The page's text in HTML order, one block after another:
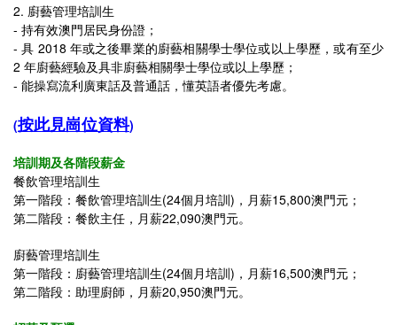
2. 廚藝管理培訓生
- 持有效澳門居民身份證；
- 具 2018 年或之後畢業的廚藝相關學士學位或以上學歷，或有至少
2 年廚藝經驗及具非廚藝相關學士學位或以上學歷；
- 能操寫流利廣東話及普通話，懂英語者優先考慮。
(按此見崗位資料)
培訓期及各階段薪金
餐飲管理培訓生
第一階段：餐飲管理培訓生(24個月培訓)，月薪15,800澳門元；
第二階段：餐飲主任 ，月薪22,090澳門元。
廚藝管理培訓生
第一階段：廚藝管理培訓生(24個月培訓)，月薪16,500澳門元；
第二階段： 助理廚師 ，月薪20,950澳門元。